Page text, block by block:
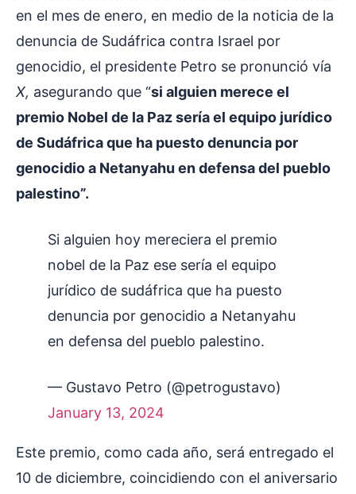
en el mes de enero, en medio de la noticia de la
denuncia de Sudáfrica contra Israel por
genocidio, el presidente Petro se pronunció vía
X, asegurando que “si alguien merece el
premio Nobel de la Paz sería el equipo jurídico
de Sudáfrica que ha puesto denuncia por
genocidio a Netanyahu en defensa del pueblo
palestino”.
Si alguien hoy mereciera el premio
nobel de la Paz ese sería el equipo
jurídico de sudáfrica que ha puesto
denuncia por genocidio a Netanyahu
en defensa del pueblo palestino.
— Gustavo Petro (@petrogustavo)
January 13, 2024
Este premio, como cada año, será entregado el
10 de diciembre, coincidiendo con el aniversario